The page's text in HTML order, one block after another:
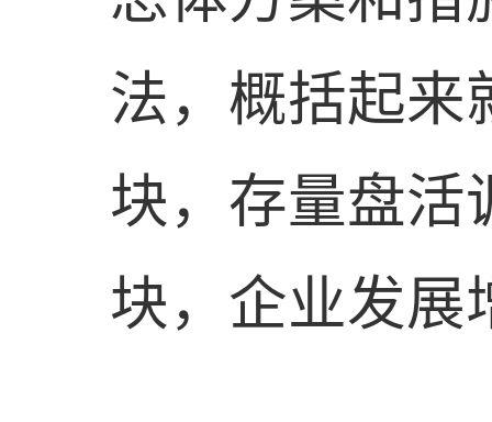
法，概括起来
块，存量盘活
块，企业发展